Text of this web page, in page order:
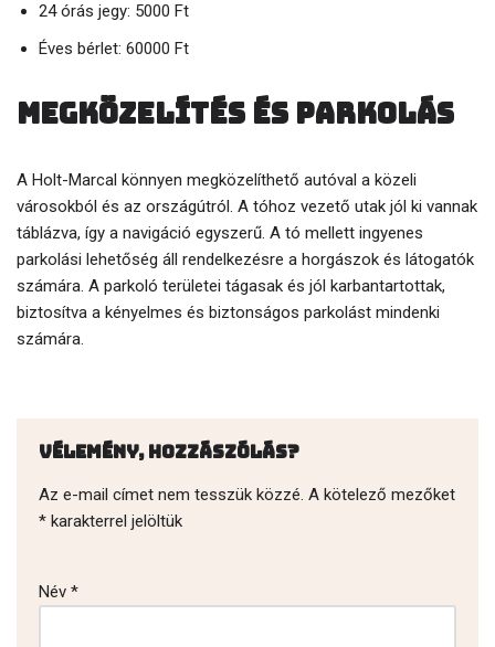
24 órás jegy: 5000 Ft
Éves bérlet: 60000 Ft
Megközelítés és parkolás
A Holt-Marcal könnyen megközelíthető autóval a közeli
városokból és az országútról. A tóhoz vezető utak jól ki vannak
táblázva, így a navigáció egyszerű. A tó mellett ingyenes
parkolási lehetőség áll rendelkezésre a horgászok és látogatók
számára. A parkoló területei tágasak és jól karbantartottak,
biztosítva a kényelmes és biztonságos parkolást mindenki
számára.
Vélemény, hozzászólás?
Az e-mail címet nem tesszük közzé. A kötelező mezőket
* karakterrel jelöltük
Név *